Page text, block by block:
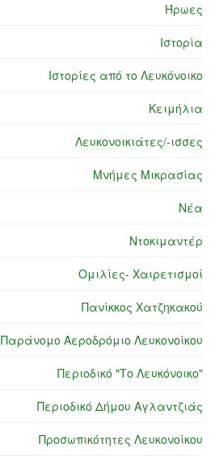
Ήρωες
Ιστορία
Ιστορίες από το Λευκόνοικο
Κειμήλια
Λευκονοικιάτες/-ισσες
Μνήμες Μικρασίας
Νέα
Ντοκιμαντέρ
Ομιλίες- Χαιρετισμοί
Πανίκκος Χατζηκακού
Παράνομο Αεροδρόμιο Λευκονοίκου
Περιοδικό "Το Λευκόνοικο"
Περιοδικό Δήμου Αγλαντζιάς
Προσωπικότητες Λευκονοίκου